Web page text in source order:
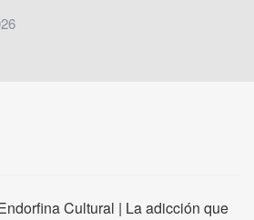
Cultural | La adicción que